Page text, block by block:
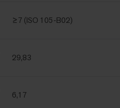
≥7 (ISO 105-B02)
29,83
6,17